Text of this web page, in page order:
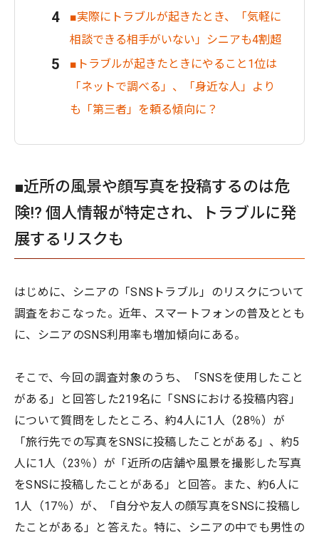
■実際にトラブルが起きたとき、「気軽に
相談できる相手がいない」シニアも4割超
■トラブルが起きたときにやること1位は
「ネットで調べる」、「身近な人」より
も「第三者」を頼る傾向に？
■近所の風景や顔写真を投稿するのは危
険!? 個人情報が特定され、トラブルに発
展するリスクも
はじめに、シニアの「SNSトラブル」のリスクについて
調査をおこなった。近年、スマートフォンの普及ととも
に、シニアのSNS利用率も増加傾向にある。
そこで、今回の調査対象のうち、「SNSを使用したこと
がある」と回答した219名に「SNSにおける投稿内容」
について質問をしたところ、約4人に1人（28％）が
「旅行先での写真をSNSに投稿したことがある」、約5
人に1人（23％）が「近所の店舗や風景を撮影した写真
をSNSに投稿したことがある」と回答。また、約6人に
1人（17％）が、「自分や友人の顔写真をSNSに投稿し
たことがある」と答えた。特に、シニアの中でも男性の